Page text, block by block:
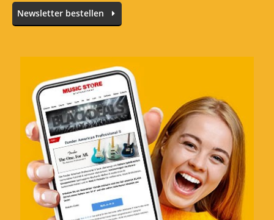
Bewertung von:Der mit dem Elch tanzt
16.5.19
Produkt macht was es soll, ist aber zu teuer
Verarbeitung
Material
Passform
Preis/Leistung
Newsletter bestellen